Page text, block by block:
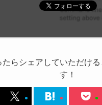
たらシェアしていただけ
す！